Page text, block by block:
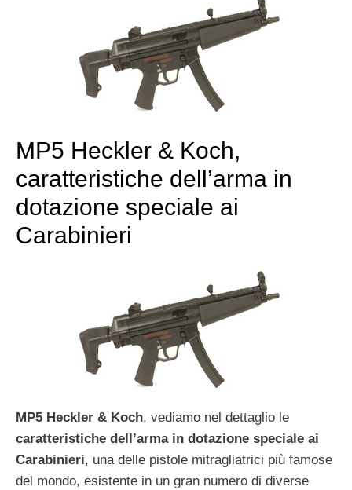
MP5 Heckler & Koch,
caratteristiche dell’arma in
dotazione speciale ai
Carabinieri
MP5 Heckler & Koch, vediamo nel dettaglio le
caratteristiche dell’arma in dotazione speciale ai
Carabinieri, una delle pistole mitragliatrici più famose
del mondo, esistente in un gran numero di diverse